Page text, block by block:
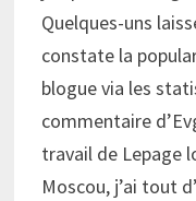
Quelques-uns
constate la
blogue via les
commentaire
travail de Lepage
Moscou, j’ai tout